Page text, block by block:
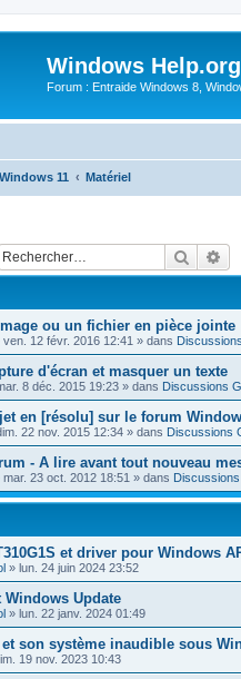
Windows Help.org
Forum : Entraide Windows 8,
Windows 11 Matériel
ou un fichier en pièce jointe
ven. 12 févr. 2016 12:41 » dans
d'écran et masquer un texte
8 déc. 2015 19:23 » dans Discussions
en [résolu] sur le forum
22 nov. 2015 12:34 » dans Discussions
- A lire avant tout nouveau
mar. 23 oct. 2012 18:51 » dans
et driver pour Windows
» lun. 24 juin 2024 23:52
Windows Update
» lun. 22 janv. 2024 01:49
et son système inaudible sous
19 nov. 2023 10:43